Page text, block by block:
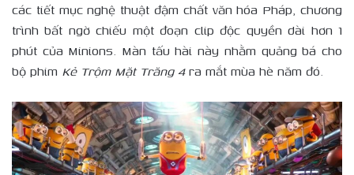
các tiết mục nghệ thuật đậm chất văn hóa Pháp, chương
trình bất ngờ chiếu một đoạn clip độc quyền dài hơn 1
phút của Minions. Màn tấu hài này nhằm quảng bá cho
bộ phim Kẻ Trộm Mặt Trăng 4ra mắt mùa hè năm đó.